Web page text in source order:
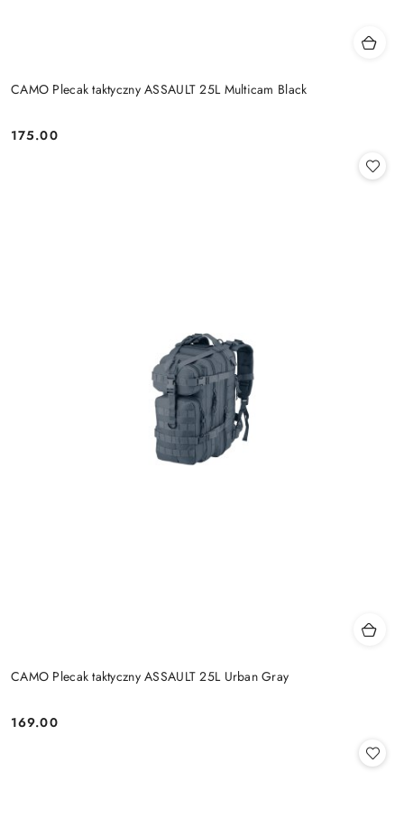
CAMO Plecak taktyczny ASSAULT 25L Multicam Black
Cena:
175.00
CAMO Plecak taktyczny ASSAULT 25L Urban Gray
Cena:
169.00